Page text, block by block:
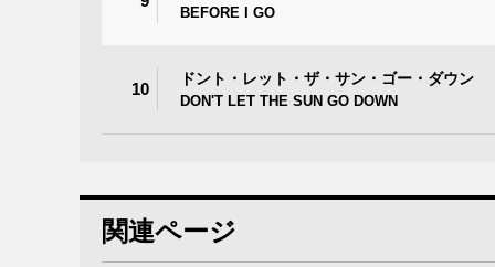
BEFORE I GO
10
ドント・レット・ザ・サン・ゴー・ダウン
DON'T LET THE SUN GO DOWN
関連ページ